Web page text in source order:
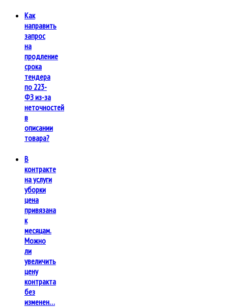
Как
направить
запрос
на
продление
срока
тендера
по 223-
ФЗ из-за
неточностей
в
описании
товара?
В
контракте
на услуги
уборки
цена
привязана
к
месяцам.
Можно
ли
увеличить
цену
контракта
без
изменен…